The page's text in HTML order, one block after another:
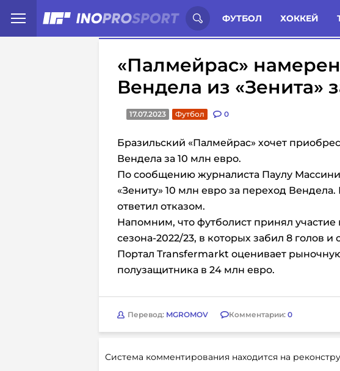
ФУТБОЛ ХОККЕЙ
Иностранцы о спорте России: Статьи
«Палмейрас»
Вендела из «Зенита»
17.07.2023 Футбол 0
Бразильский «Палмейрас» хочет
Вендела за 10 млн евро.
По сообщению журналиста Паулу
«Зениту» 10 млн евро за переход
ответил отказом.
Напомним, что футболист принял участие
сезона-2022/23, в которых забил 8 голов и
Портал Transfermarkt оценивает
полузащитника в 24 млн евро.
Перевод: MGROMOV Комментарии: 0
Система комментирования находится на